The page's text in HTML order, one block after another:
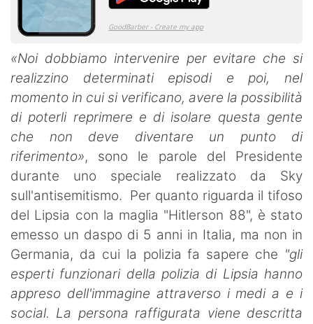
«Noi dobbiamo intervenire per evitare che si
realizzino determinati episodi e poi, nel
momento in cui si verificano, avere la possibilità
di poterli reprimere e di isolare questa gente
che non deve diventare un punto di
riferimento», sono le parole del Presidente
durante uno speciale realizzato da Sky
sull'antisemitismo. Per quanto riguarda il tifoso
del Lipsia con la maglia "Hitlerson 88", è stato
emesso un daspo di 5 anni in Italia, ma non in
Germania, da cui la polizia fa sapere che "gli
esperti funzionari della polizia di Lipsia hanno
appreso dell'immagine attraverso i medi a e i
social. La persona raffigurata viene descritta